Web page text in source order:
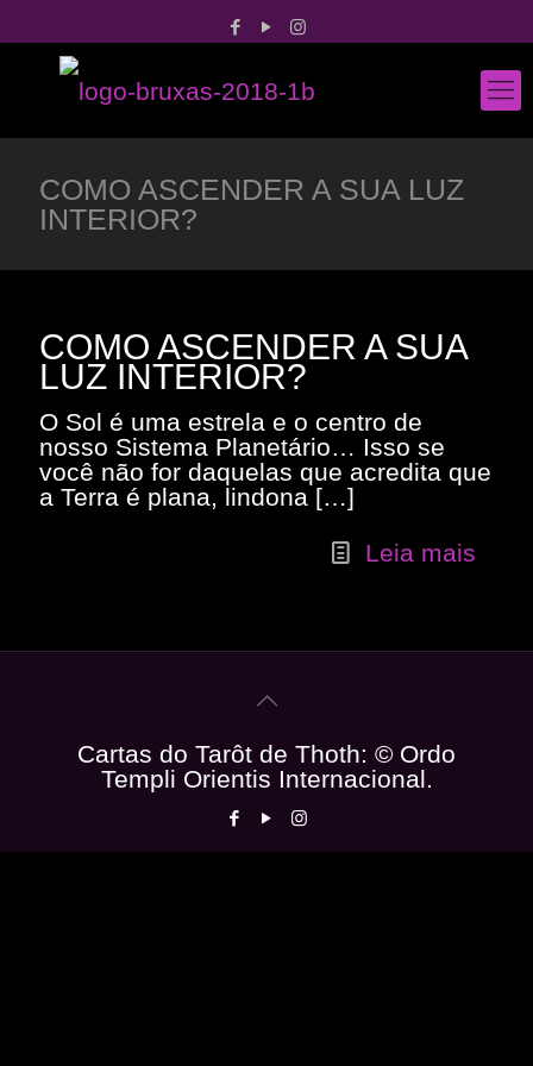
COMO ASCENDER A SUA LUZ
INTERIOR?
COMO ASCENDER A SUA
LUZ INTERIOR?
O Sol é uma estrela e o centro de
nosso Sistema Planetário… Isso se
você não for daquelas que acredita que
a Terra é plana, lindona […]
Leia mais
Cartas do Tarôt de Thoth: © Ordo
Templi Orientis Internacional.